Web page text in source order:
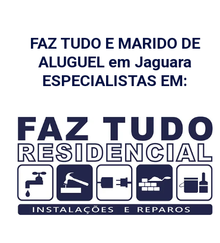
FAZ TUDO E MARIDO DE
ALUGUEL em Jaguara
ESPECIALISTAS EM: